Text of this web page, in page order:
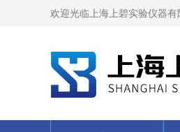
欢迎光临上海上碧实验仪器有